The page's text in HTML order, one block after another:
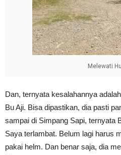
Melewati
Dan, ternyata kesalahannya
Bu Aji. Bisa dipastikan, dia pasti
sampai di Simpang Sapi, ternyata
Saya terlambat. Belum lagi harus
pakai helm. Dan benar saja, dia